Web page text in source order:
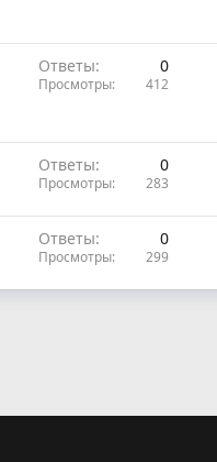
Ответы 0
Просмотры 412
Ответы 0
Просмотры 283
Ответы 0
Просмотры 299